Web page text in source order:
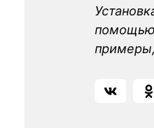
помощью